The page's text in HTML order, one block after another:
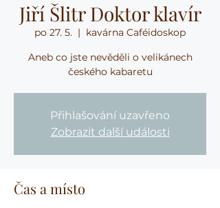
Jiří Šlitr Doktor klavír
po 27. 5.
  |
kavárna Caféidoskop
Aneb co jste nevěděli o velikánech
českého kabaretu
Přihlašování uzavřeno
Zobrazit další události
Čas a místo